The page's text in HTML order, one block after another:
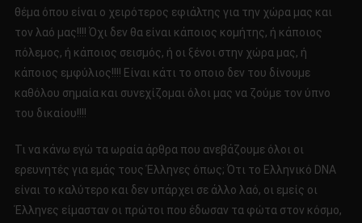
ΑΡΘΡΟ
ΔΙΑΔΩΣΤΕ
ΤΟ
θέμα όπου είναι ο χειρότερος εφιάλτης για την χώρα μας και
τον λαό μας!!!! Όχι δεν θα είναι κάποιος κομήτης, ή κάποιος
πόλεμος, ή κάποιος σεισμός, ή οι ξένοι στην χώρα μας, ή
κάποιος εμφύλιος!!!! Είναι κάτι το οποιο δεν του δίνουμε
καθόλου σημαία και συνεχίζομαι όλοι μας να ζούμε τον ύπνο
του δικαίου!!!!
Τι να κάνω εγώ τα ωραία άρθρα που ανεβάζουμε όλοι οι
ερευνητές για εμάς τους Έλληνες όπως; Ότι το Ελληνικό DNA
είναι το καλύτερο και δεν υπάρχει σε άλλο λαό, οι εμείς οι
Έλληνες είμασταν οι πρώτοι που έδωσαν τα φώτα στον κόσμο,